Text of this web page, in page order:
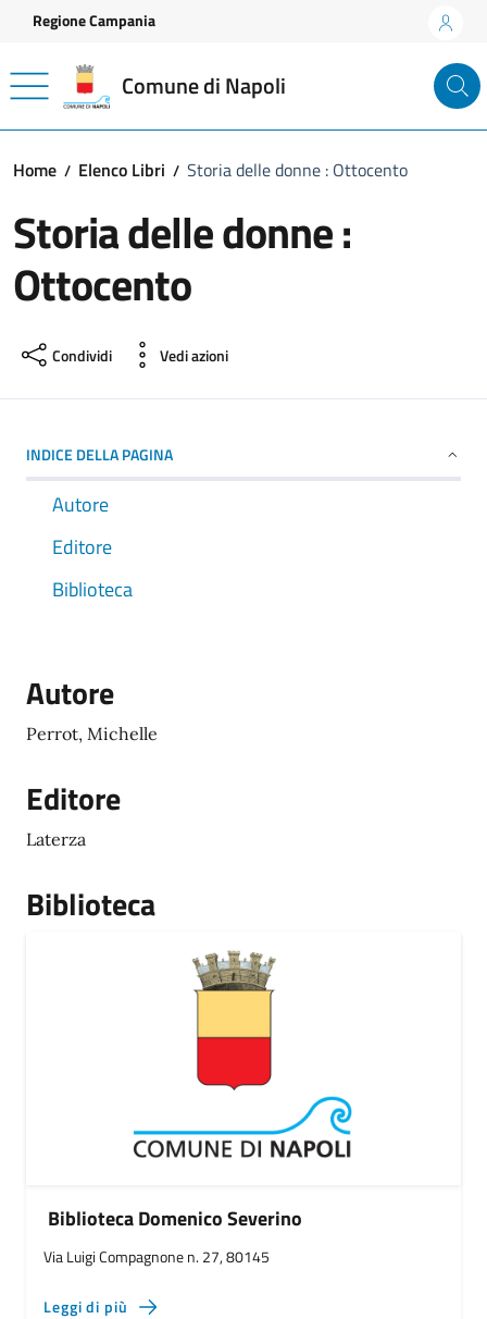
Vai ai contenuti
Vai al footer
Regione Campania
Comune di Napoli
Home Elenco Libri Storia delle donne : Ottocento
Storia delle donne :
Ottocento
Condividi Vedi azioni
INDICE DELLA PAGINA
Autore
Editore
Biblioteca
Autore
Perrot, Michelle
Editore
Laterza
Biblioteca
Biblioteca Domenico Severino
Via Luigi Compagnone n. 27, 80145
Leggi di più